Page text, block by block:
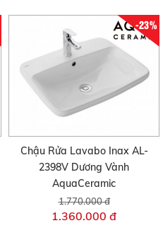
-23%
Chậu Rửa Lavabo Inax AL-
2398V Dương Vành
AquaCeramic
1.770.000 đ
1.360.000 đ